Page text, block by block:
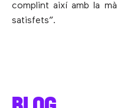
complint així amb la
satisfets”.